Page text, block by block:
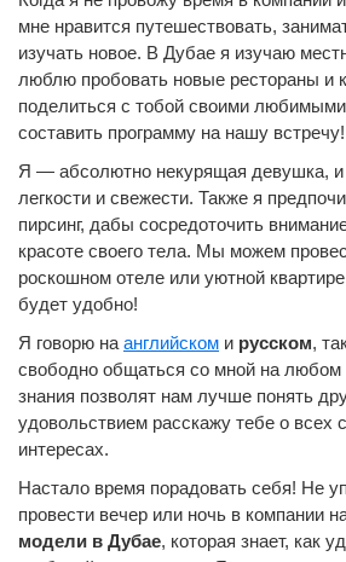
мне нравится путешествовать,
изучать новое. В Дубае я изучаю
люблю пробовать новые рестораны и
поделиться с тобой своими
составить программу на нашу встречу!
Я — абсолютно некурящая девушка, и
легкости и свежести. Также я
пирсинг, дабы сосредоточить
красоте своего тела. Мы можем
роскошном отеле или уютной
будет удобно!
Я говорю на английском и русском,
свободно общаться со мной на любом
знания позволят нам лучше понять
удовольствием расскажу тебе о всех
интересах.
Настало время порадовать себя! Не
провести вечер или ночь в компании
модели в Дубае, которая знает, как